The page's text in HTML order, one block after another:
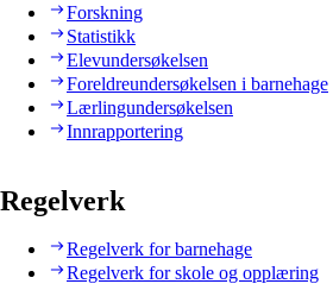
Forskning
Statistikk
Elevundersøkelsen
Foreldreundersøkelsen i barnehage
Lærlingundersøkelsen
Innrapportering
Regelverk
Regelverk for barnehage
Regelverk for skole og opplæring